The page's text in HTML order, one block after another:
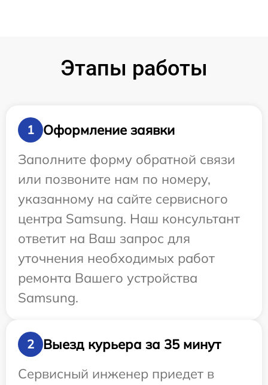
Этапы работы
1
Оформление заявки
Заполните форму обратной связи
или позвоните нам по номеру,
указанному на сайте сервисного
центра Samsung. Наш консультант
ответит на Ваш запрос для
уточнения необходимых работ
ремонта Вашего устройства
Samsung.
2
Выезд курьера за 35 минут
Сервисный инженер приедет в